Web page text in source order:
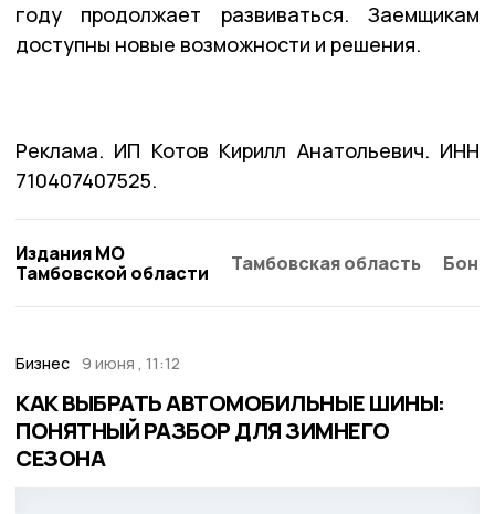
году продолжает развиваться. Заемщикам
доступны новые возможности и решения.
Реклама. ИП Котов Кирилл Анатольевич. ИНН
710407407525.
Издания МО
Тамбовской области
Тамбовская область
Бизнес 9 июня , 11:12
КАК ВЫБРАТЬ АВТОМОБИЛЬНЫЕ ШИНЫ:
ПОНЯТНЫЙ РАЗБОР ДЛЯ ЗИМНЕГО
СЕЗОНА